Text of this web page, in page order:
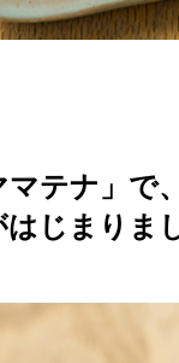
テナ」で
じまりま